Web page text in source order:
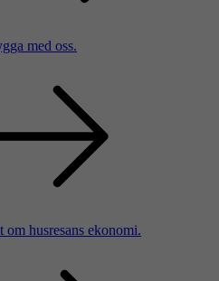
med oss.
husresans ekonomi.